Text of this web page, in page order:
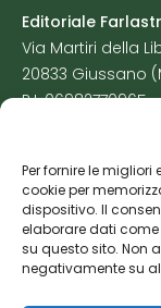
Per fornire le
cookie per
dispositivo. Il
elaborare dati
su questo sito. Non
negativamente su
Editoriale
Via Martiri della
20833 Giussano
P.I. 06982770965
Cookie Policy
Risorse